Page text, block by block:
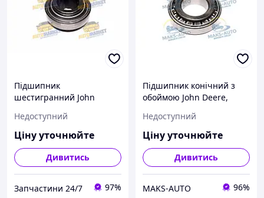
Підшипник
шестигранний John
Ferguson (Cametet) 11909-
88 UA22
Недоступний
Ціну уточнюйте
Дивитись
Запчастини 24/7 97%
Підшипник конічний з
обоймою John Deere,
UA56
Недоступний
Ціну уточнюйте
Дивитись
MAKS-AUTO 96%